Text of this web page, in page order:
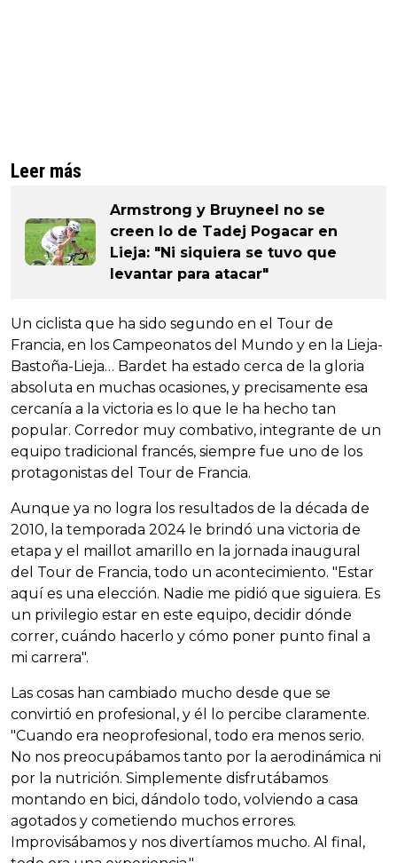
Leer más
Armstrong y Bruyneel no se
creen lo de Tadej Pogacar en
Lieja: "Ni siquiera se tuvo que
levantar para atacar"
Un ciclista que ha sido segundo en el Tour de
Francia, en los Campeonatos del Mundo y en la Lieja-
Bastoña-Lieja… Bardet ha estado cerca de la gloria
absoluta en muchas ocasiones, y precisamente esa
cercanía a la victoria es lo que le ha hecho tan
popular. Corredor muy combativo, integrante de un
equipo tradicional francés, siempre fue uno de los
protagonistas del Tour de Francia.
Aunque ya no logra los resultados de la década de
2010, la temporada 2024 le brindó una victoria de
etapa y el maillot amarillo en la jornada inaugural
del Tour de Francia, todo un acontecimiento. "Estar
aquí es una elección. Nadie me pidió que siguiera. Es
un privilegio estar en este equipo, decidir dónde
correr, cuándo hacerlo y cómo poner punto final a
mi carrera".
Las cosas han cambiado mucho desde que se
convirtió en profesional, y él lo percibe claramente.
"Cuando era neoprofesional, todo era menos serio.
No nos preocupábamos tanto por la aerodinámica ni
por la nutrición. Simplemente disfrutábamos
montando en bici, dándolo todo, volviendo a casa
agotados y cometiendo muchos errores.
Improvisábamos y nos divertíamos mucho. Al final,